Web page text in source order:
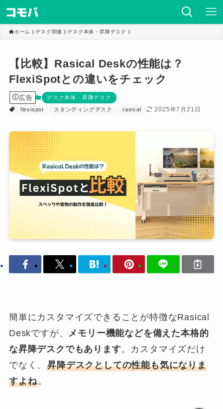
ホーム デスク関連 デスク本体・昇降デスク
【比較】Rasical Deskの性能は？
FlexiSpotとの違いをチェック
広告
デスク本体・昇降デスク
flexispot
スタンディングデスク rasical 2025年7月21日
簡単にカスタマイズできることが特徴なRasical
Deskですが、 メモリー機能などを備えた本格的
な昇降デスクでもあります。カスタマイズだけ
でなく、昇降デスクとしての性能も気になりま
すよね。